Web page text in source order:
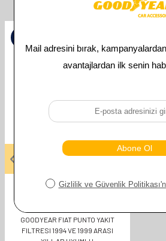
İlgili Ürünler
GOODYEAR FIAT PUNTO YAKIT
FILTRESI 1994 VE 1999 ARASI